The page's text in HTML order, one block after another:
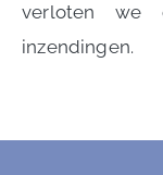
verloten we
inzendingen.